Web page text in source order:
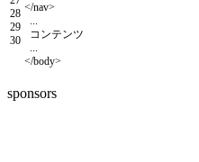
28
29
30
</nav>
...
コンテンツ
...
</body>
sponsors